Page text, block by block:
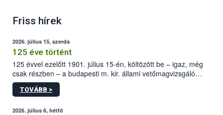
Friss hírek
2026. július 15, szerda
125 éve történt
125 évvel ezelőtt 1901. július 15-én, költözött be – igaz, még
csak részben – a budapesti m. kir. állami vetőmagvizsgáló
állomás a Kis Rókus utca 15. szám alatti, Czigler Győző által
tervezett új épületébe.
TOVÁBB >
2026. július 6, hétfő